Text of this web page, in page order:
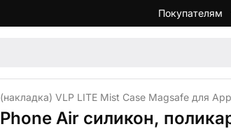
Покупателям
VLP LITE Mist Case Magsafe для
Air силикон,